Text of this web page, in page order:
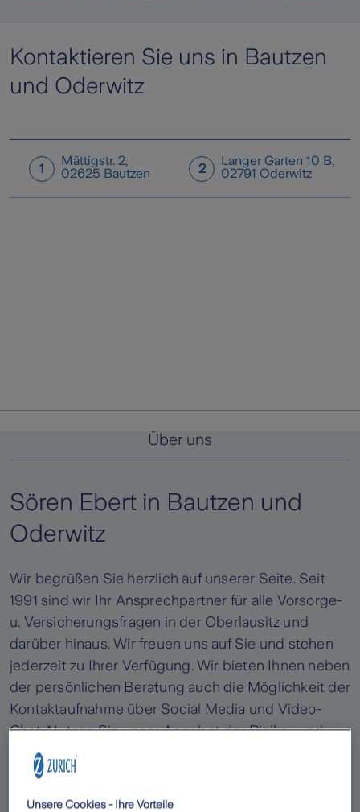
Kontaktieren Sie uns in Bautzen
und Oderwitz
1
Mättigstr. 2,
02625 Bautzen 2
Langer Garten 10 B,
02791 Oderwitz
Über uns
Sören Ebert in Bautzen und
Oderwitz
Wir begrüßen Sie herzlich auf unserer Seite. Seit
1991 sind wir Ihr Ansprechpartner für alle Vorsorge-
u. Versicherungsfragen in der Oberlausitz und
darüber hinaus. Wir freuen uns auf Sie und stehen
jederzeit zu Ihrer Verfügung. Wir bieten Ihnen neben
der persönlichen Beratung auch die Möglichkeit der
Kontaktaufnahme über Social Media und Video-
Chat. Nutzen Sie unser Angebot der Risiko- und
Versicherungsanalyse und profitieren Sie von
unserem gern genutzten Dokumentencheck. Für die
Qualität unserer Angebote steht unser
Unsere Cookies - Ihre Vorteile